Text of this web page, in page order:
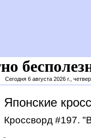
Сегодня 6 августа 2026 г.,
Японские
Кроссворд #197.